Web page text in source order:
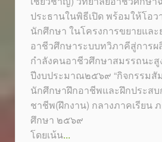
ประธานในพิธีเปิด พร้อมให้โอว
นักศึกษา ในโครงการขยายและ
อาชีวศึกษาระบบทวิภาคีสู่การ
กำลังคนอาชีวศึกษาสมรรถนะสู
ปีงบประมาณ๒๕๖๙ “กิจกรรมสั
นักศึกษาฝึกอาชีพและฝึกประส
ชาชีพ(ฝึกงาน) กลางภาคเรียน
ศึกษา ๒๕๖๙
โดยเน้น...